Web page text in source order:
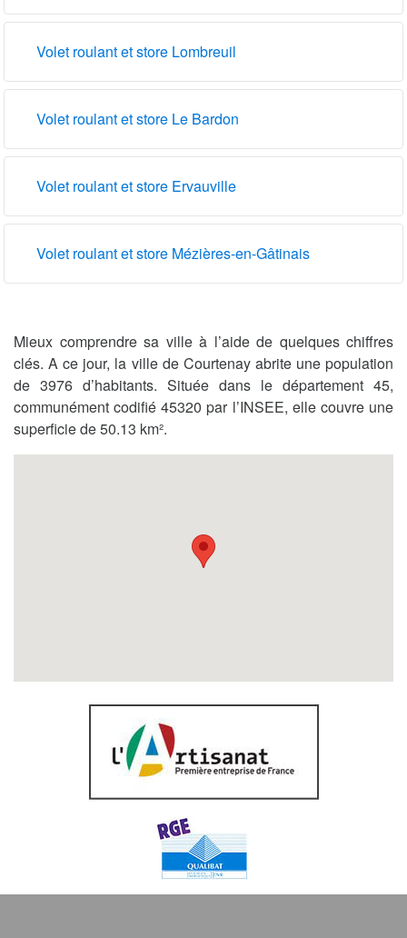
Volet roulant et store Lombreuil
Volet roulant et store Le Bardon
Volet roulant et store Ervauville
Volet roulant et store Mézières-en-Gâtinais
Mieux comprendre sa ville à l’aide de quelques chiffres
clés. A ce jour, la ville de Courtenay abrite une population
de 3976 d’habitants. Située dans le département 45,
communément codifié 45320 par l’INSEE, elle couvre une
superficie de 50.13 km².